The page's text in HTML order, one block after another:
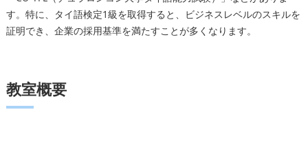
す。特に、タイ語検定1級を取得すると、ビジネスレベルのスキルを
証明でき、企業の採用基準を満たすことが多くなります。
教室概要